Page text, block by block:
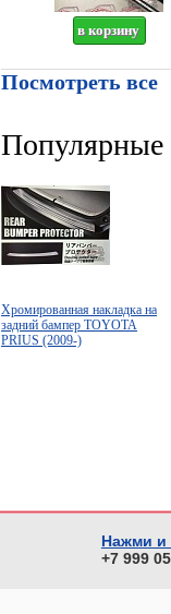
Посмотреть все
Популярные
Хромированная накладка на
задний бампер TOYOTA
PRIUS (2009-)
Нажми и
+7 999